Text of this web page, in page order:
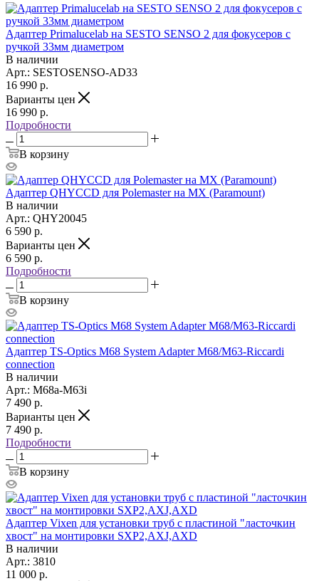
Адаптер Primalucelab на SESTO SENSO 2 для фокусеров с
ручкой 33мм диаметром
В наличии
Арт.: SESTOSENSO-AD33
16 990 р.
Варианты цен
16 990 р.
Подробности
В корзину
Адаптер QHYCCD для Polemaster на MX (Paramount)
В наличии
Арт.: QHY20045
6 590 р.
Варианты цен
6 590 р.
Подробности
В корзину
Адаптер TS-Optics M68 System Adapter M68/M63-Riccardi
connection
В наличии
Арт.: M68a-M63i
7 490 р.
Варианты цен
7 490 р.
Подробности
В корзину
Адаптер Vixen для установки труб с пластиной "ласточкин
хвост" на монтировки SXP2,AXJ,AXD
В наличии
Арт.: 3810
11 000 р.